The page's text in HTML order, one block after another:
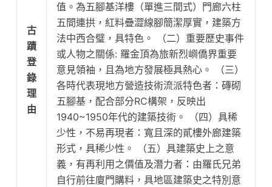
古
蹟
登
錄
理
由
值。為五腳基洋樓（單進三間式）門廊六柱
五間連拱，紅料疊澀線腳簡潔厚實，建築方
法中西合璧，具特色。 （二）重要歷史事件
或人物之關係: 羅金頂為旅新烈嶼僑界重要
意見領袖，且為地方發展極具熱心。 （三）
各時代表現地方營造技術流派特色者：磚砌
五腳基，配合部分RC構架，反映出
1940~1950年代的建築技術。 （四）具稀
少性，不易再現者：寬且深的貳樓外廊建築
形式，具稀少性。 （五）具建築史上之意
義，有再利用之價值及潛力者：由羅氏兄弟
自行前往廈門購料，具地區建築史之特別意